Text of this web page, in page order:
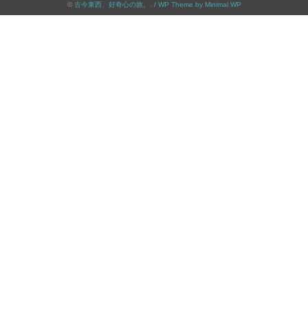
© 古今東西、好奇心の旅。 . / WP Theme by Minimal WP